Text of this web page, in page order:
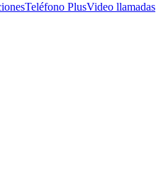
Teléfono PlusVideo llamadas